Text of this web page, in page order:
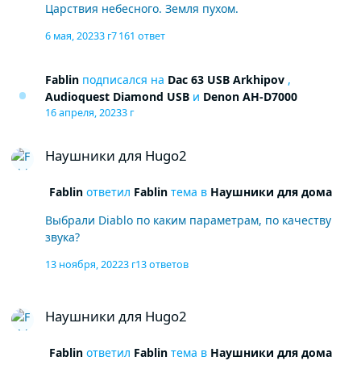
Царствия небесного. Земля пухом.
6 мая, 20233 г7 161 ответ
Fablin подписался на Dac 63 USB Arkhipov ,
Audioquest Diamond USB и Denon AH-D7000
16 апреля, 20233 г
Наушники для Hugo2
Fablinответил Fablinтема в Наушники для дома
Выбрали Diablo по каким параметрам, по качеству
звука?
13 ноября, 20223 г13 ответов
Наушники для Hugo2
Fablinответил Fablinтема в Наушники для дома